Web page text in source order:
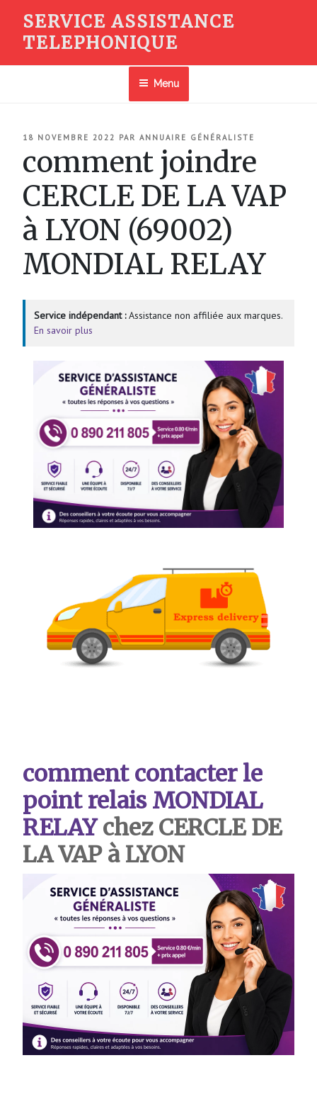
contenu
SERVICE ASSISTANCE
TELEPHONIQUE
Menu
PUBLIÉ
18 NOVEMBRE 2022 PAR ANNUAIRE GÉNÉRALISTE
comment joindre
CERCLE DE LA VAP
à LYON (69002)
MONDIAL RELAY
Service indépendant :Assistance non affiliée aux marques.
En savoir plus
comment contacter le
point relais MONDIAL
RELAYchez CERCLE DE
LA VAP à LYON